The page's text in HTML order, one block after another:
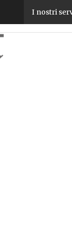
I nostri